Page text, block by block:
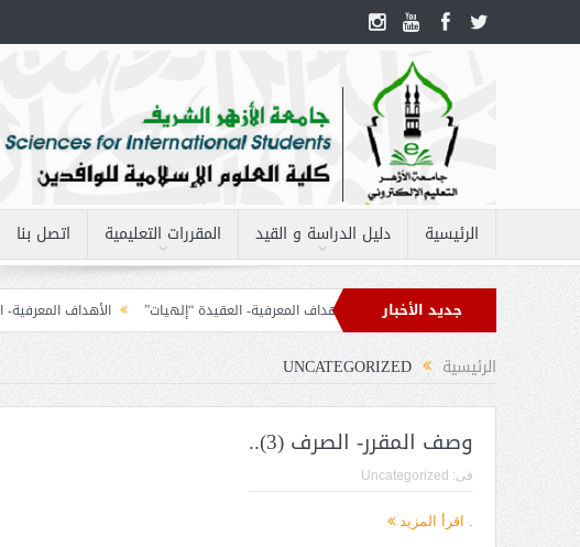
الرئيسية دليل الدراسة و القيد المقررات التعليمية اتصل بنا
جديد الأخبارمقرر – الحاسب الآلى 2 الأهداف المعرفية- العقيدة “إلهيات” الأهداف المعرفية- الحديث
الرئيسية UNCATEGORIZED
وصف المقرر- الصرف (3)..
فى: Uncategorized
اقرأ المزيد